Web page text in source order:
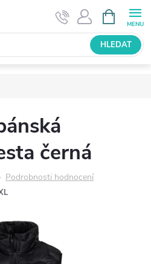
NÁKUPNÍ
KOŠÍK
HLEDAT
černá
Podrobnosti hodnocení